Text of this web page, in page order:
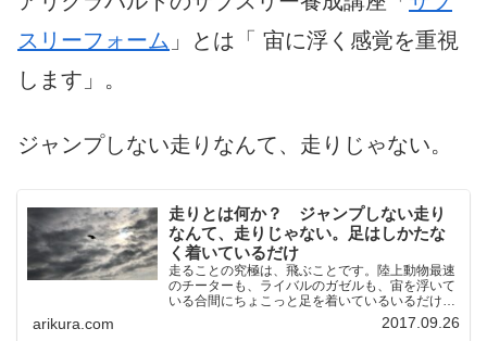
スリーフォーム 」とは「 宙に浮く感覚を重視
します」。
ジャンプしない走りなんて、走りじゃない。
走りとは何か？ ジャンプしない走り
なんて、走りじゃない。足はしかたな
く着いているだけ
走ることの究極は、飛ぶことです。陸上動物最速
のチーターも、ライバルのガゼルも、宙を浮いて
いる合間にちょこっと足を着いているいるだけ、
という走り方をしています。ジャンプしない走り
なんて、走りじゃない。本当は宙に浮きたいので
arikura.com 2017.09.26